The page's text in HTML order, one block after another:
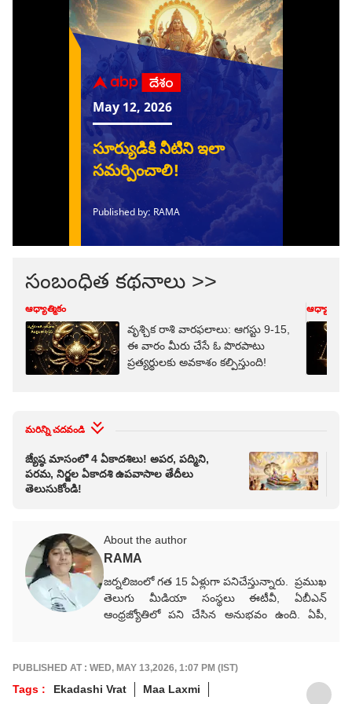
సంబంధిత కథనాలు >>
ఆధ్యాత్మికం
వృశ్చిక రాశి వారఫలాలు: ఆగస్టు 9-15,
ఈ వారం మీరు చేసే ఓ పొరపాటు
ప్రత్యర్థులకు అవకాశం కల్పిస్తుంది!
ఆధ్యాత్మికం
మరిన్ని చదవండి
జ్యేష్ఠ మాసంలో 4 ఏకాదశిలు! అపర, పద్మిని,
పరమ, నిర్జల ఏకాదశి ఉపవాసాల తేదీలు
తెలుసుకోండి!
About the author
RAMA
జర్నలిజంలో గత 15 ఏళ్లుగా పనిచేస్తున్నారు. ప్రముఖ
తెలుగు మీడియా సంస్థలు ఈటీవీ, ఏబీఎన్‌
ఆంధ్రజ్యోతిలో పని చేసిన అనుభవం ఉంది. ఏపీ,
గ్రాడ్యుయేషన్ పూర్తయ్యాక MJMC, MSW,
PGDPM కోర్సులు పూర్తిచేశారు. జర్నలిజం కోర్సు పూర్తి
చేసి పలు తెలుగు మీడియా సంస్థలలో కంటెంట్
PUBLISHED AT : WED, MAY 13,2026, 1:07 PM (IST)
Tags : Ekadashi Vrat
Maa Laxmi